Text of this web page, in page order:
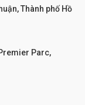
Thành phố Hồ
Parc,